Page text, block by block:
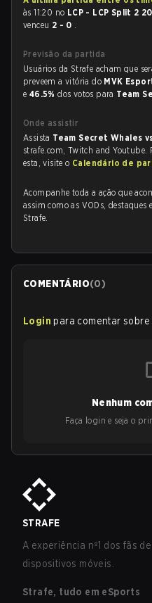
às 11:20 no LCP - LCP Split 2
venceu 2 - 0 .
Previsão da partida
Usuários da Strafe acham que
preveem a vitória do MVK
e 46.5%dos votos para Team
Onde assistir
Assista Team Secret Whales
strafe.com, Twitch and Youtube.
esta, visite o Calendário de
Acompanhe toda a ação que
assim como as VODs, destaques
Strafe.
COMENTÁRIO(0)
Login para comentar
Nenhum
Faça login e seja o
STRAFE
A experiência nº1 dos fãs
dispositivos móveis.
Strafe, tudo em eSports